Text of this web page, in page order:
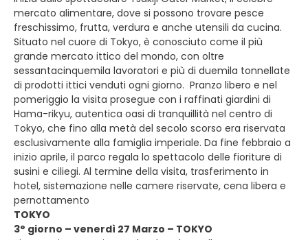
mercato alimentare, dove si possono trovare pesce
freschissimo, frutta, verdura e anche utensili da cucina.
Situato nel cuore di Tokyo, è conosciuto come il più
grande mercato ittico del mondo, con oltre
sessantacinquemila lavoratori e più di duemila tonnellate
di prodotti ittici venduti ogni giorno. Pranzo libero e nel
pomeriggio la visita prosegue con i raffinati giardini di
Hama-rikyu, autentica oasi di tranquillità nel centro di
Tokyo, che fino alla metà del secolo scorso era riservata
esclusivamente alla famiglia imperiale. Da fine febbraio a
inizio aprile, il parco regala lo spettacolo delle fioriture di
susini e ciliegi. Al termine della visita, trasferimento in
hotel, sistemazione nelle camere riservate, cena libera e
pernottamento
TOKYO
3° giorno – venerdì 27 Marzo – TOKYO